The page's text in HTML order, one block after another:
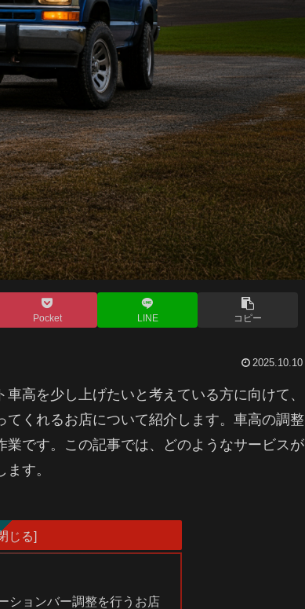
Pocket LINE コピー
2025.10.10
高を少し上げたいと考えている方に向けて、
くれるお店について紹介します。車高の調整
です。この記事では、どのようなサービスが
す。
ションバー調整を行うお店